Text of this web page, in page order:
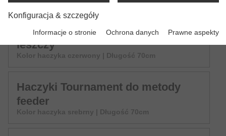
Haczyki Tournament do połowu
leszczy
Kolor haczyka czerwony | Długość 70cm
Haczyki Tournament do metody
feeder
Kolor haczyka srebrny | Długość 70cm
Konfiguracja & szczegóły
Informacje o stronie Ochrona danych Prawne aspekty